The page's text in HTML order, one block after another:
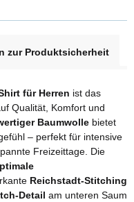
zur Produktsicherheit
für Herren ist das
Qualität, Komfort und
Baumwolle bietet
– perfekt für intensive
Freizeittage. Die
Reichstadt-Stitching
Detail am unteren Saum